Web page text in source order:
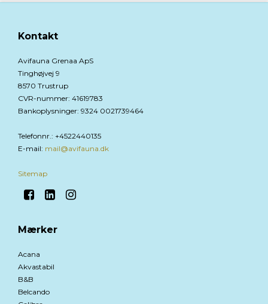
Kontakt
Avifauna Grenaa ApS
Tinghøjvej 9
8570 Trustrup
CVR-nummer: 41619783
Bankoplysninger: 9324 0021739464
Telefonnr. : +4522440135
E-mail: mail@avifauna.dk
Sitemap
Mærker
Acana
Akvastabil
B&B
Belcando